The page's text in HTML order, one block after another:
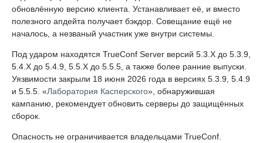
обновлённую версию клиента. Устанавливает её, и вместо
полезного апдейта получает бэкдор. Совещание ещё не
началось, а незваный участник уже внутри системы.
Под ударом находятся TrueConf Server версий 5.3.X до 5.3.9,
5.4.X до 5.4.9, 5.5.X до 5.5.5, а также более ранние выпуски.
Уязвимости закрыли 18 июня 2026 года в версиях 5.3.9, 5.4.9
и 5.5.5. «Лаборатория Касперского», обнаружившая
кампанию, рекомендует обновить серверы до защищённых
сборок.
Опасность не ограничивается владельцами TrueConf.